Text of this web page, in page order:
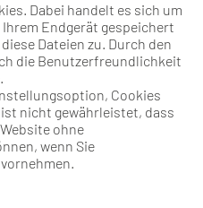
Dabei handelt es sich um
Endgerät gespeichert
Dateien zu. Durch den
die Benutzerfreundlichkeit
Cookies
nicht gewährleistet, dass
ohne
wenn Sie